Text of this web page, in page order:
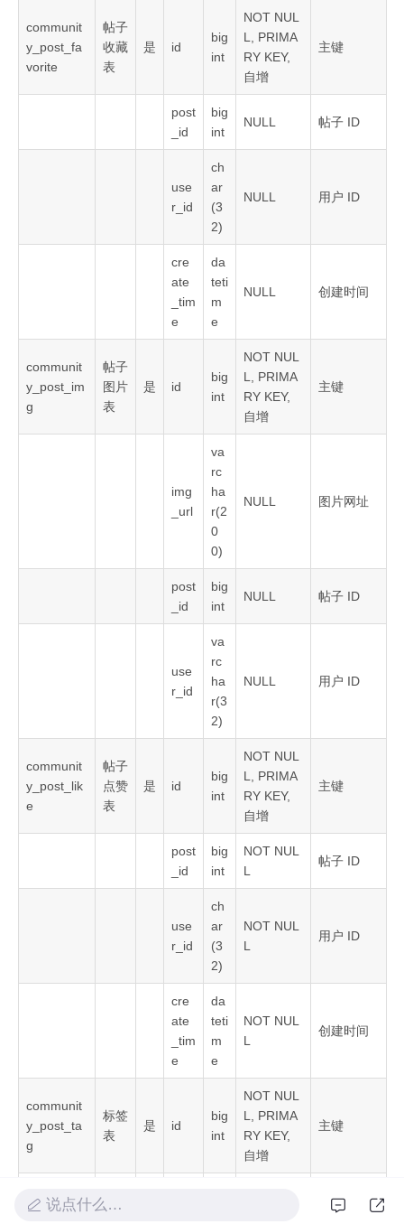
communit
y_post_fa
vorite
帖子
收藏
表
是 id
big
int
NOT NUL
L, PRIMA
RY KEY,
自增
主键
post
_id
big
int
NULL 帖子 ID
use
r_id
ch
ar
(3
2)
NULL 用户 ID
cre
ate
_tim
e
da
teti
m
e
NULL 创建时间
communit
y_post_im
g
帖子
图片
表
是 id
big
int
NOT NUL
L, PRIMA
RY KEY,
自增
主键
img
_url
va
rc
ha
r(2
0
0)
NULL 图片网址
post
_id
big
int
NULL 帖子 ID
use
r_id
va
rc
ha
r(3
2)
NULL 用户 ID
communit
y_post_lik
e
帖子
点赞
表
是 id
big
int
NOT NUL
L, PRIMA
RY KEY,
自增
主键
post
_id
big
int
NOT NUL
L
帖子 ID
use
r_id
ch
ar
(3
2)
NOT NUL
L
用户 ID
cre
ate
_tim
e
da
teti
m
e
NOT NUL
L
创建时间
communit
y_post_ta
g
标签
表
是 id
big
int
NOT NUL
L, PRIMA
RY KEY,
自增
主键
说点什么…